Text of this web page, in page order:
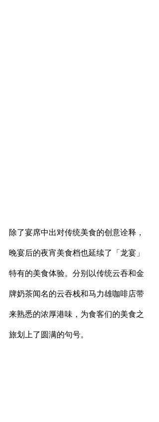
除了宴席中出对传统美食的创意诠释，
晚宴后的夜宵美食档也延续了「龙宴」
特有的美食体验。分别以传统云吞和金
牌奶茶闻名的云吞栈和马力雄咖啡店带
来熟悉的浓厚港味，为食客们的美食之
旅划上了圆满的句号。